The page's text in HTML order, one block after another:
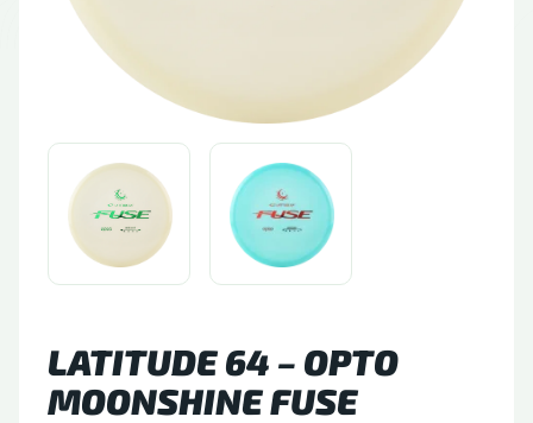
64
Sacs
LATITUDE 64 – OPTO
MOONSHINE FUSE